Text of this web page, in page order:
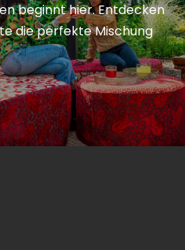
beginnt hier. Entdecken
die perfekte Mischung